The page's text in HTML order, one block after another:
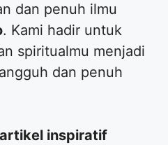
dan penuh ilmu
. Kami hadir untuk
spiritualmu menjadi
dan penuh
inspiratif